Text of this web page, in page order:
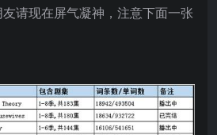
请现在屏气凝神，注意下面一张